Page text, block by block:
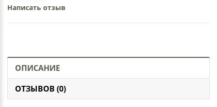
Написать отзыв
ОПИСАНИЕ
ОТЗЫВОВ (0)